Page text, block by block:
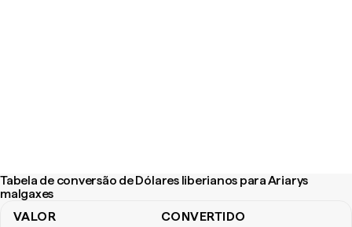
Tabela de conversão de Dólares liberianos para Ariarys
malgaxes
VALOR CONVERTIDO